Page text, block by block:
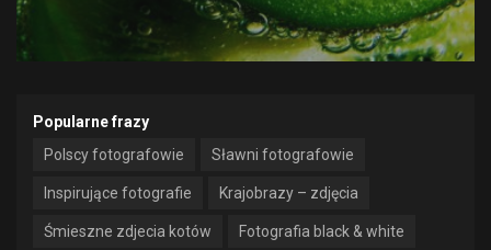
Popularne frazy
Polscy fotografowie
Sławni fotografowie
Inspirujące fotografie Krajobrazy – zdjęcia
Śmieszne zdjecia kotów Fotografia black & white